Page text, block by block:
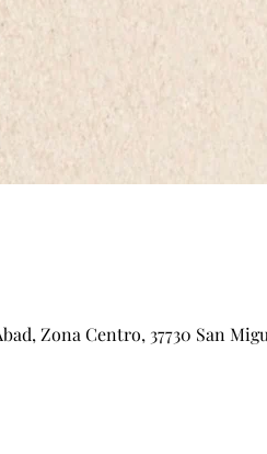
Zona Centro, 37730 San